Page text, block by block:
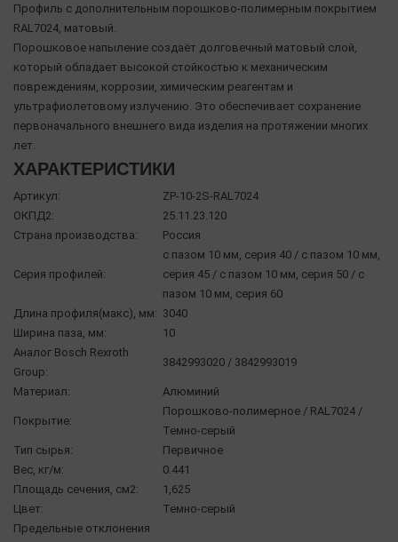
Профиль с дополнительным порошково-полимерным покрытием
RAL7024, матовый.
Порошковое напыление создаёт долговечный матовый слой,
который обладает высокой стойкостью к механическим
повреждениям, коррозии, химическим реагентам и
ультрафиолетовому излучению. Это обеспечивает сохранение
первоначального внешнего вида изделия на протяжении многих
лет.
ХАРАКТЕРИСТИКИ
Артикул:
ZP-10-2S-RAL7024
ОКПД2:
25.11.23.120
Страна производства:
Россия
Серия профилей:
с пазом 10 мм, серия 40 / с пазом 10 мм,
серия 45 / с пазом 10 мм, серия 50 / с
пазом 10 мм, серия 60
Длина профиля(макс), мм: 3040
Ширина паза, мм:
10
Аналог Bosch Rexroth
Group:
3842993020 / 3842993019
Материал: Алюминий
Покрытие:
Порошково-полимерное / RAL7024 /
Темно-серый
Тип сырья:
Первичное
Вес, кг/м:
0.441
Площадь сечения, см2:
1,625
Цвет:
Темно-серый
Предельные отклонения